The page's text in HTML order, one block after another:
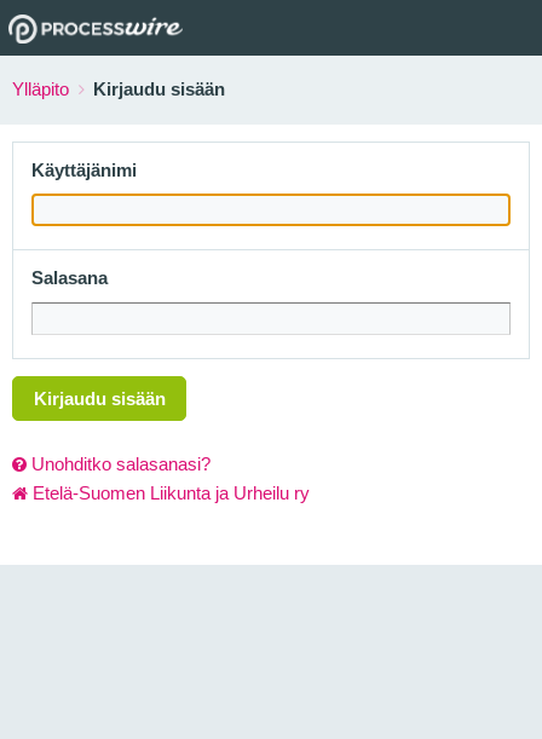
Ylläpito Kirjaudu sisään
Käyttäjänimi
Salasana
Kirjaudu sisään
Unohditko salasanasi?
Etelä-Suomen Liikunta ja Urheilu ry